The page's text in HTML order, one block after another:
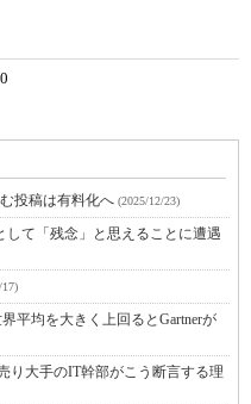
投稿は有料化へ (2025/12/23)
して「残念」と思えることに遭遇
17)
平均を大きく上回るとGartnerが
り大手のIT幹部がこう断言する理